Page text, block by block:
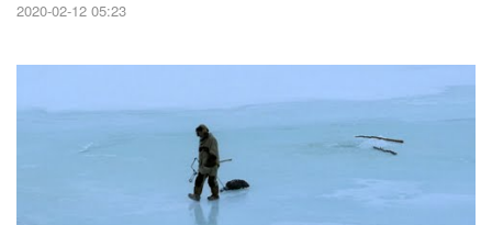
2020-02-12 05:23